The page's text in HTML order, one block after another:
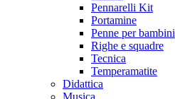
Pennarelli Kit
Portamine
Penne per bambini
Righe e squadre
Tecnica
Temperamatite
Didattica
Musica